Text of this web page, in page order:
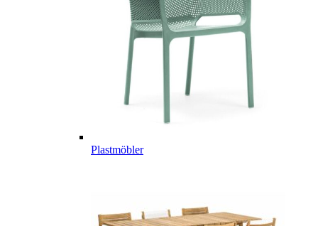
Plastmöbler